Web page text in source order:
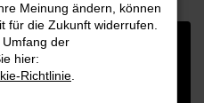
Meinung ändern, können
für die Zukunft widerrufen.
der
hier:
Richtlinie